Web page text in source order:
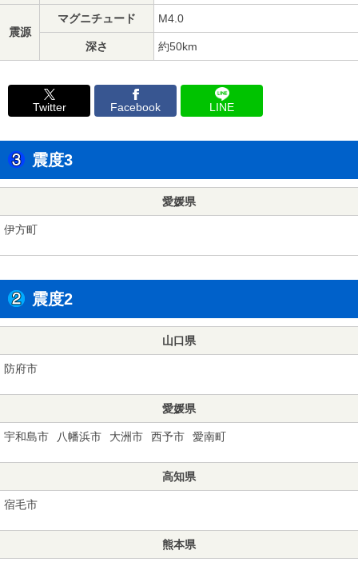
震源
マグニチュード M4.0
深さ 約50km
Twitter Facebook LINE
震度3
愛媛県
伊方町
震度2
山口県
防府市
愛媛県
宇和島市 八幡浜市 大洲市 西予市 愛南町
高知県
宿毛市
熊本県